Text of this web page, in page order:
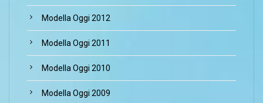
Modella Oggi 2012
Modella Oggi 2011
Modella Oggi 2010
Modella Oggi 2009